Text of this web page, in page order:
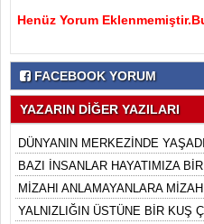
Henüz Yorum
FACEBOOK YORUM
YAZARIN DİĞER YAZILARI
DÜNYANIN MERKEZİNDE
BAZI İNSANLAR HAYATIMIZA
MİZAHI ANLAMAYANLARA
YALNIZLIĞIN ÜSTÜNE BİR KUŞ